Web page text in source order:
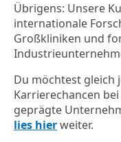
Übrigens: Unsere
internationale
Großkliniken und
Du möchtest gleich
Karrierechancen
geprägte
lies hierweiter.